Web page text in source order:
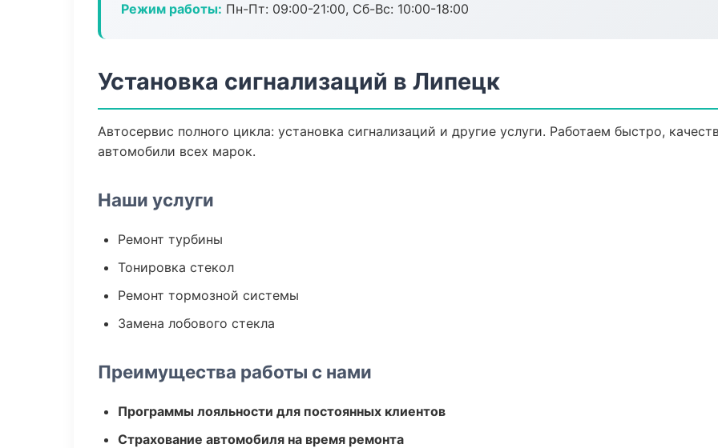
Режим работы: Пн-Пт: 09:00-21:00, Сб-Вс: 10:00-18:00
Установка сигнализаций в Липецк
Автосервис полного цикла: установка сигнализаций и другие услуги. Работаем быстро,
автомобили всех марок.
Наши услуги
Ремонт турбины
Тонировка стекол
Ремонт тормозной системы
Замена лобового стекла
Преимущества работы с нами
Программы лояльности для постоянных клиентов
Страхование автомобиля на время ремонта